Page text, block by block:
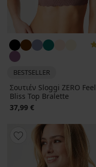
BESTSELLER
Σουτιέν Sloggi ZERO Feel
Bliss Top Bralette
37,99 €